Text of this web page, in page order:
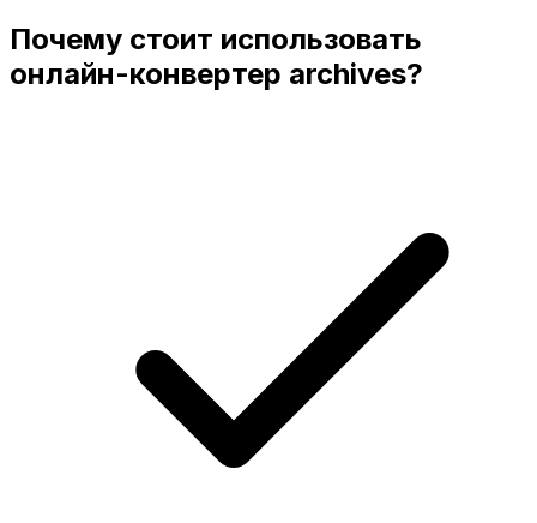
Почему стоит использовать
онлайн-конвертер archives?